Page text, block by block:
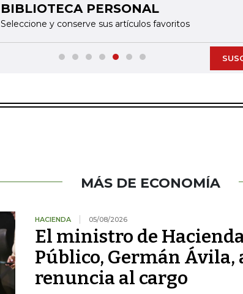
BIBLIOTECA PERSONAL
Seleccione y conserve sus artículos favoritos
MÁS DE ECONOMÍA
HACIENDA 05/08/2026
El ministro de
Público, Germán Ávila,
renuncia al cargo